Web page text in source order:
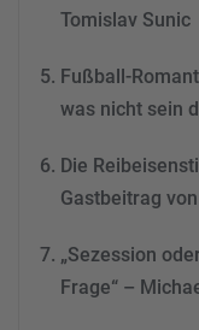
Tomislav Sunic
Fußball-
was nicht sein
Die
Gastbeitrag
„Sezession
Frage“ –